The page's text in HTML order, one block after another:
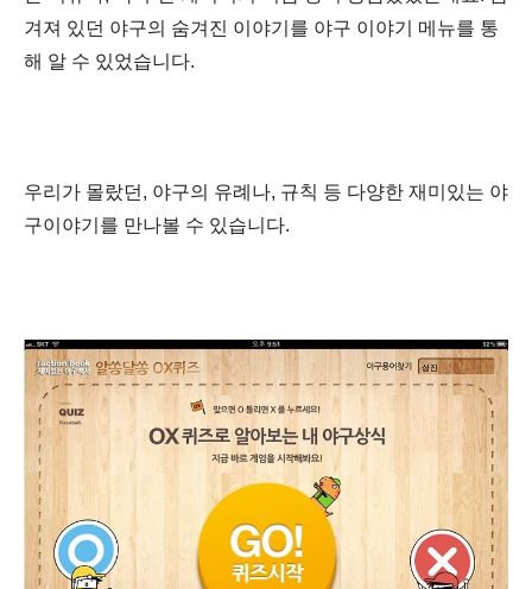
겨져 있던 야구의 숨겨진 이야기를 야구 이야기 메뉴를 통
해 알 수 있었습니다.
우리가 몰랐던, 야구의 유례나, 규칙 등 다양한 재미있는 야
구이야기를 만나볼 수 있습니다.